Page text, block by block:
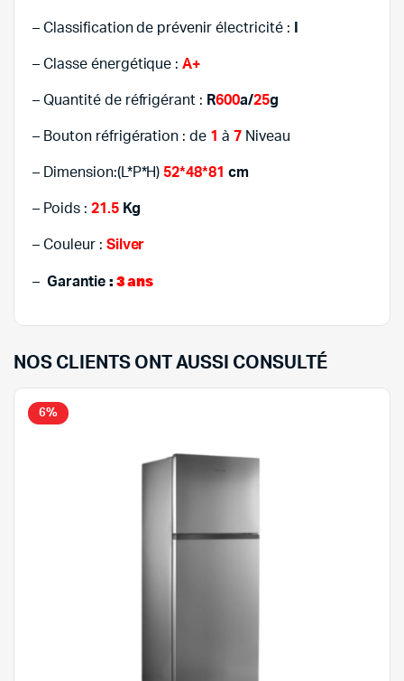
– Classification de prévenir électricité :
– Classe énergétique :A+
– Quantité de réfrigérant : R600a/25g
– Bouton réfrigération : de 1 à 7 Niveau
– Dimension:(L*P*H) 52*48*81 cm
– Poids : 21.5Kg
– Couleur : Silver
– Garantie :3 ans
NOS CLIENTS ONT AUSSI CONSULTÉ
6%